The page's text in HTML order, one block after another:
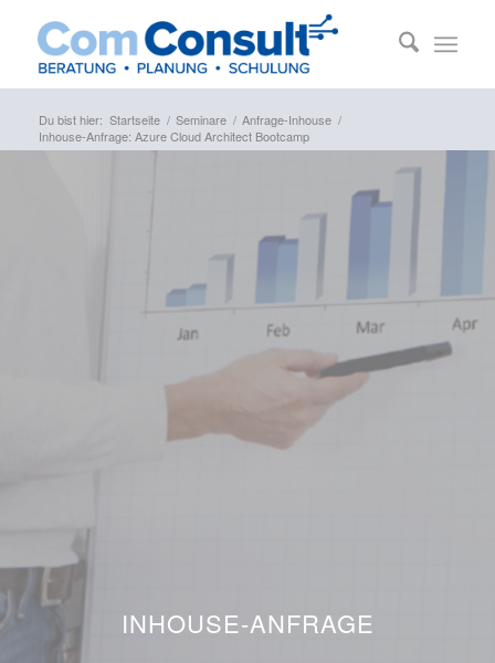
Du bist hier: Startseite / Seminare / Anfrage-Inhouse /
Inhouse-Anfrage: Azure Cloud Architect Bootcamp
INHOUSE-ANFRAGE